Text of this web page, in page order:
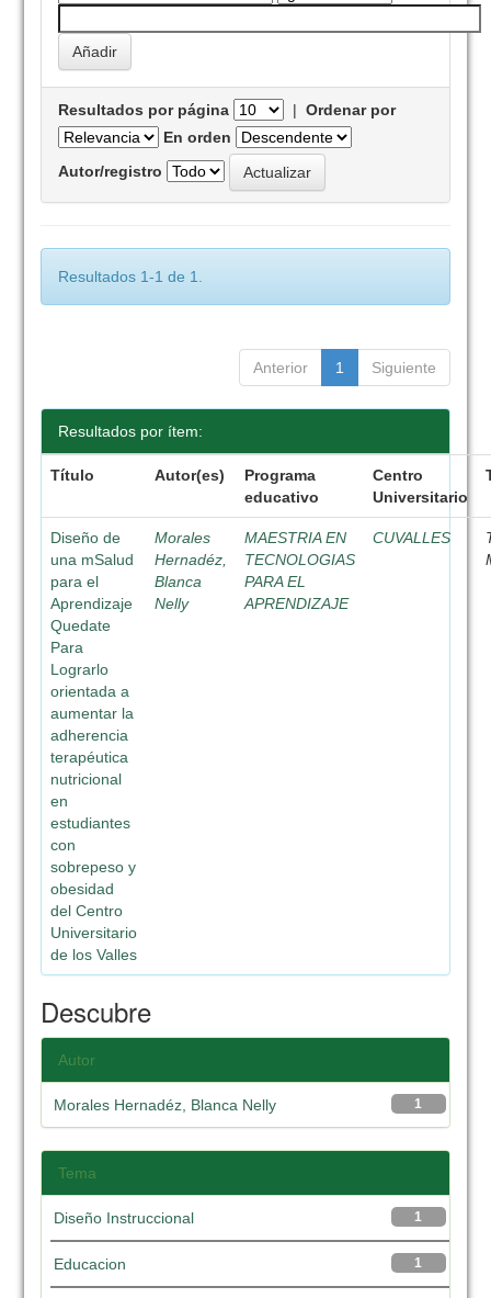
Resultados por página |Ordenar por
En orden
Autor/registro
Resultados 1-1 de 1.
Anterior 1 Siguiente
Resultados por ítem:
Título Autor(es)
Programa
educativo
Centro
Universitario
Diseño de
una mSalud
para el
Aprendizaje
Quedate
Para
Lograrlo
orientada a
aumentar la
adherencia
terapéutica
nutricional
en
estudiantes
con
sobrepeso y
obesidad
del Centro
Universitario
de los Valles
Morales
Hernadéz,
Blanca
Nelly
MAESTRIA EN
TECNOLOGIAS
PARA EL
APRENDIZAJE
CUVALLES
Descubre
Autor
1
Morales Hernadéz, Blanca Nelly
Tema
1
Diseño Instruccional
1
Educacion